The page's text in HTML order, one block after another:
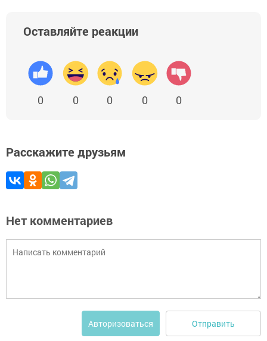
Оставляйте реакции
0 0 0 0 0
Расскажите друзьям
Нет комментариев
Авторизоваться Отправить